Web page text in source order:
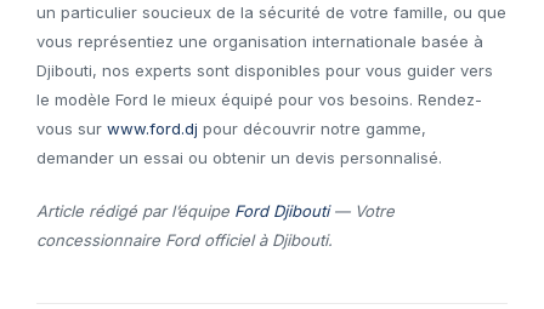
un particulier soucieux de la sécurité de votre famille, ou que
vous représentiez une organisation internationale basée à
Djibouti, nos experts sont disponibles pour vous guider vers
le modèle Ford le mieux équipé pour vos besoins. Rendez-
vous sur www.ford.dj pour découvrir notre gamme,
demander un essai ou obtenir un devis personnalisé.
Article rédigé par l’équipe Ford Djibouti— Votre
concessionnaire Ford officiel à Djibouti.